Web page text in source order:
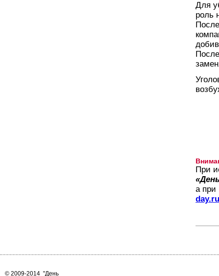
Для
роль
При
а при
day.ru
© 2009-2014 "День